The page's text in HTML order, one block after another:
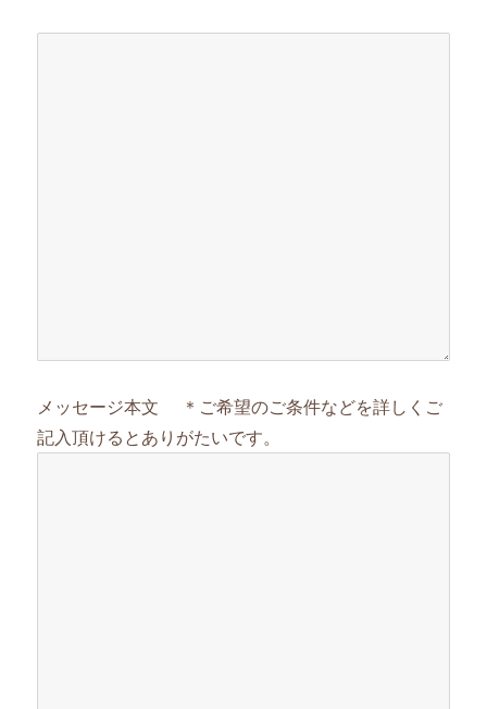
メッセージ本文 ＊ご希望のご条件などを詳しくご
記入頂けるとありがたいです。